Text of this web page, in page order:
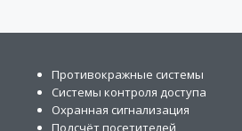
Противокражные системы
Системы контроля доступа
Охранная сигнализация
Подсчёт посетителей